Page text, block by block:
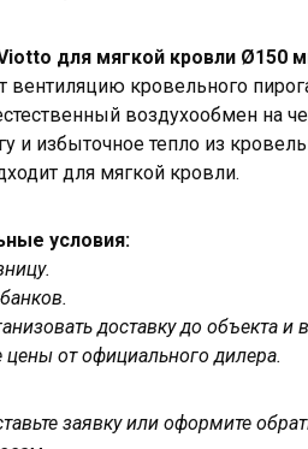
для мягкой кровли Ø150
вентиляцию кровельного
воздухообмен на
и избыточное тепло из
для мягкой кровли.
условия:
доставку до объекта и
от официального дилера.
заявку или оформите